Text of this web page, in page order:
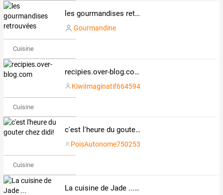
les gourmandises retrouvées
Gourmandine
Cuisine
recipies.over-blog.com
KiwiImaginatif664594
Cuisine
c'est l'heure du gouter chez didi!
PoisAutonome750253
Cuisine
La cuisine de Jade ... JadOoOore !